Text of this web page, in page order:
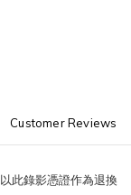
Customer Reviews
此錄影憑證作為退換